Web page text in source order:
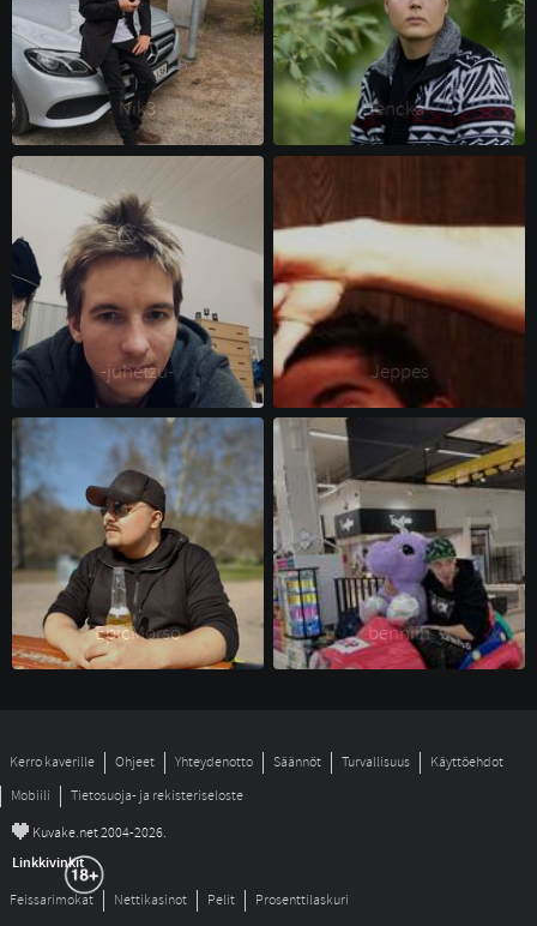
Nik3 Hencka--
-juhetzu- Jeppes
EpicMorso benniih
Kerro kaverille Ohjeet Yhteydenotto Säännöt Turvallisuus
Käyttöehdot
Mobiili
Tietosuoja- ja rekisteriseloste
© Kuvake.net 2004-2026.
Linkkivinkit
Feissarimokat Nettikasinot Pelit Prosenttilaskuri